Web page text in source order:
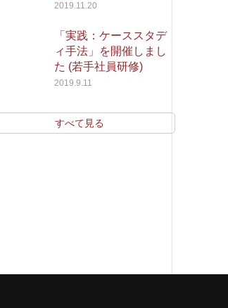
2019.11.20
「実践：ケーススタデ
ィ手法」を開催しまし
た (若手社員研修)
2019.9.11
すべて見る